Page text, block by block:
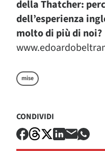
della Thatcher:
dell’esperienza
molto di più di noi?
mise
CONDIVIDI